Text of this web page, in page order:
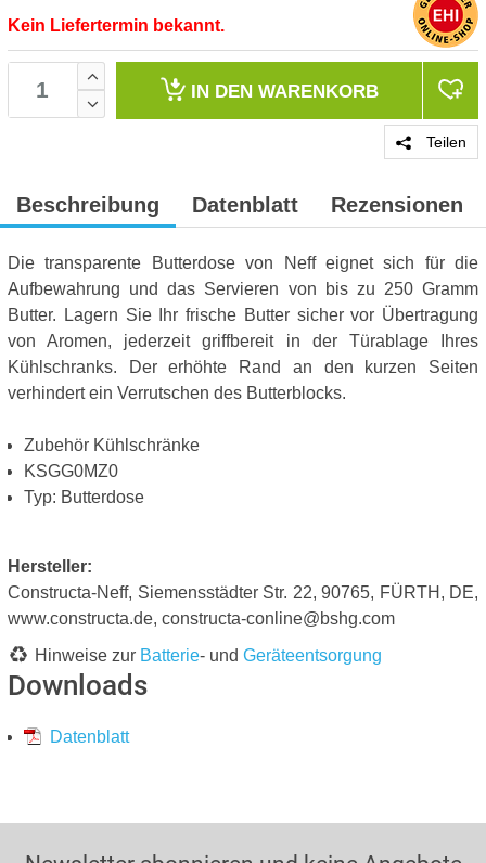
Kein Liefertermin bekannt.
IN DEN WARENKORB
Teilen
Beschreibung Datenblatt Rezensionen
Die transparente Butterdose von Neff eignet sich für die
Aufbewahrung und das Servieren von bis zu 250 Gramm
Butter. Lagern Sie Ihr frische Butter sicher vor Übertragung
von Aromen, jederzeit griffbereit in der Türablage Ihres
Kühlschranks. Der erhöhte Rand an den kurzen Seiten
verhindert ein Verrutschen des Butterblocks.
Zubehör Kühlschränke
KSGG0MZ0
Typ: Butterdose
Hersteller:
Constructa-Neff, Siemensstädter Str. 22, 90765, FÜRTH, DE,
www.constructa.de, constructa-conline@bshg.com
Hinweise zur Batterie- und Geräteentsorgung
Downloads
Datenblatt